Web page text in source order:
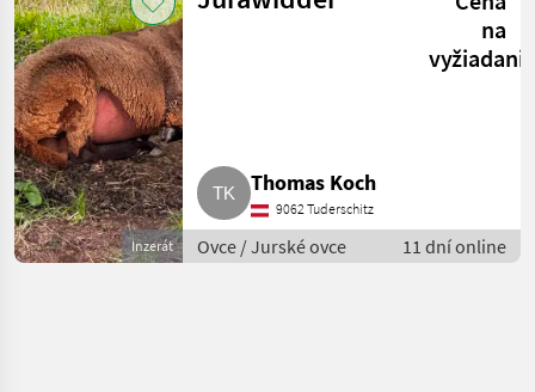
Inzerát
na
Thomas Koch
9062 Tuderschitz
Ovce / Jurské ovce 11 dní online